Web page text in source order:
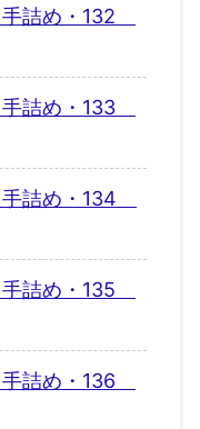
詰め・132
詰め・133
詰め・134
詰め・135
詰め・136